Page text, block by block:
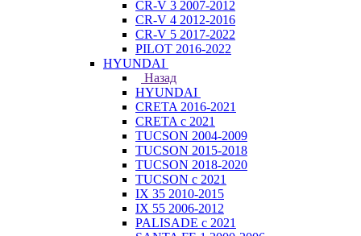
CR-V 3 2007-2012
CR-V 4 2012-2016
CR-V 5 2017-2022
PILOT 2016-2022
HYUNDAI
Назад
HYUNDAI
CRETA 2016-2021
CRETA с 2021
TUCSON 2004-2009
TUCSON 2015-2018
TUCSON 2018-2020
TUCSON с 2021
IX 35 2010-2015
IX 55 2006-2012
PALISADE с 2021